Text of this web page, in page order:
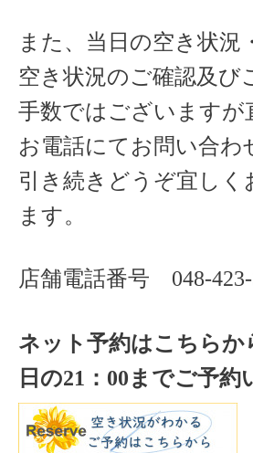
また、当日の空き状況
空き状況のご確認及び
手数ではございますが
お電話にてお問い合わ
引き続きどうぞ宜しく
ます。
店舗電話番号 048-
ネット予約はこちらか
日の21 ： 00までご予約